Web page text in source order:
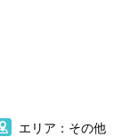
エリア：その他